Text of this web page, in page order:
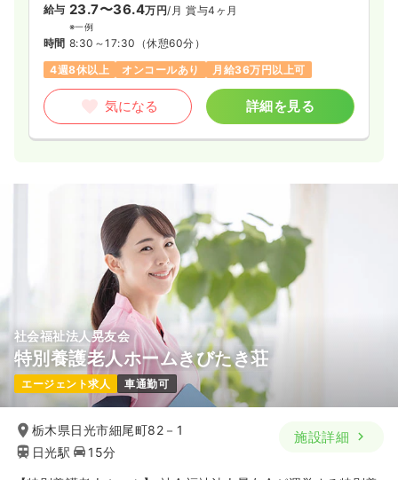
給与 23.7〜36.4万円/月 賞与4ヶ月
※一例
時間 8:30～17:30 （休憩60分）
4週8休以上
オンコールあり 月給36万円以上可
気になる 詳細を見る
社会福祉法人晃友会
特別養護老人ホームきびたき荘
エージェント求人 車通勤可
栃木県日光市細尾町82－1
日光駅
15分
施設詳細